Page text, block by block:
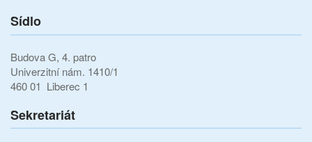
Sídlo
Budova G, 4. patro
Univerzitní nám. 1410/1
460 01 Liberec 1
Sekretariát